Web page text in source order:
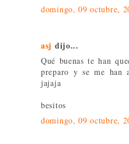
domingo, 09 octubre,
asj dijo...
Qué buenas te han
preparo y se me han
jajaja
besitos
domingo, 09 octubre,